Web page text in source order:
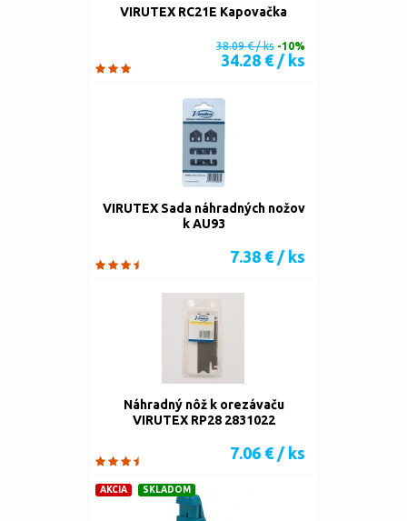
VIRUTEX RC21E Kapovačka
34.28 € / ks
38.09 € / ks -10%
VIRUTEX Sada náhradných nožov
k AU93
7.38 € / ks
Náhradný nôž k orezávaču
VIRUTEX RP28 2831022
7.06 € / ks
AKCIA SKLADOM